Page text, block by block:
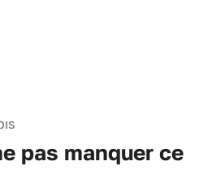
pas manquer ce